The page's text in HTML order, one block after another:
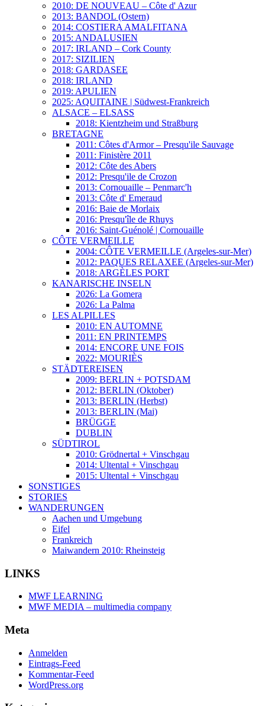
2010: DE NOUVEAU – Côte d' Azur
2013: BANDOL (Ostern)
2014: COSTIERA AMALFITANA
2015: ANDALUSIEN
2017: IRLAND – Cork County
2017: SIZILIEN
2018: GARDASEE
2018: IRLAND
2019: APULIEN
2025: AQUITAINE | Südwest-Frankreich
ALSACE – ELSASS
2018: Kientzheim und Straßburg
BRETAGNE
2011: Côtes d'Armor – Presqu'ile Sauvage
2011: Finistère 2011
2012: Côte des Abers
2012: Presqu'ile de Crozon
2013: Cornouaille – Penmarc'h
2013: Côte d' Emeraud
2016: Baie de Morlaix
2016: Presqu'île de Rhuys
2016: Saint-Guénolé | Cornouaille
CÔTE VERMEILLE
2004: CÔTE VERMEILLE (Argeles-sur-Mer)
2012: PAQUES RELAXEE (Argeles-sur-Mer)
2018: ARGÈLES PORT
KANARISCHE INSELN
2026: La Gomera
2026: La Palma
LES ALPILLES
2010: EN AUTOMNE
2011: EN PRINTEMPS
2014: ENCORE UNE FOIS
2022: MOURIÈS
STÄDTEREISEN
2009: BERLIN + POTSDAM
2012: BERLIN (Oktober)
2013: BERLIN (Herbst)
2013: BERLIN (Mai)
BRÜGGE
DUBLIN
SÜDTIROL
2010: Grödnertal + Vinschgau
2014: Ultental + Vinschgau
2015: Ultental + Vinschgau
SONSTIGES
STORIES
WANDERUNGEN
Aachen und Umgebung
Eifel
Frankreich
Maiwandern 2010: Rheinsteig
LINKS
MWF LEARNING
MWF MEDIA – multimedia company
Meta
Anmelden
Eintrags-Feed
Kommentar-Feed
WordPress.org